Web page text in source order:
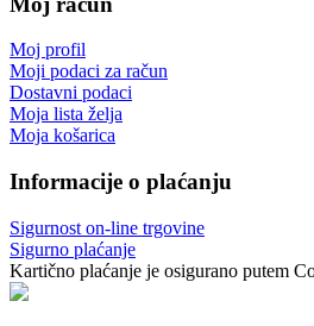
Moj profil
Moji podaci za račun
Dostavni podaci
Moja lista želja
Moja košarica
Informacije o plaćanju
Sigurnost on-line trgovine
Sigurno plaćanje
Kartično plaćanje je osigurano putem